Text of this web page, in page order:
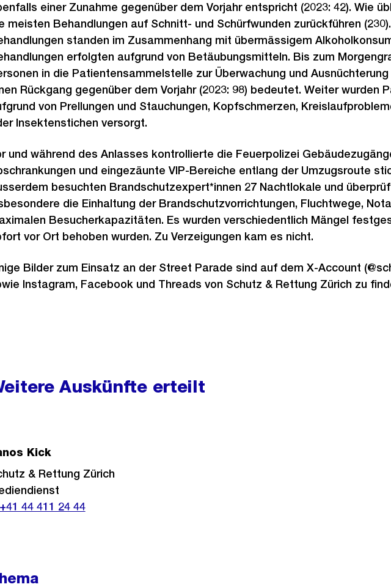
einer Zunahme gegenüber dem Vorjahr entspricht (2023: 42). Wie
meisten Behandlungen auf Schnitt- und Schürfwunden zurückführen
standen im Zusammenhang mit übermässigem
erfolgten aufgrund von Betäubungsmitteln. Bis zum
in die Patientensammelstelle zur Überwachung und
Rückgang gegenüber dem Vorjahr (2023: 98) bedeutet. Weiter wurden
von Prellungen und Stauchungen, Kopfschmerzen,
Insektenstichen versorgt.
und während des Anlasses kontrollierte die Feuerpolizei
und eingezäunte VIP-Bereiche entlang der Umzugsroute
besuchten Brandschutzexpert*innen 27 Nachtlokale und
die Einhaltung der Brandschutzvorrichtungen, Fluchtwege,
Besucherkapazitäten. Es wurden verschiedentlich Mängel
vor Ort behoben wurden. Zu Verzeigungen kam es nicht.
Bilder zum Einsatz an der Street Parade sind auf dem X-Account
Instagram, Facebook und Threads von Schutz & Rettung Zürich zu
Auskünfte erteilt
Kick
& Rettung Zürich
+41 44 411 24 44